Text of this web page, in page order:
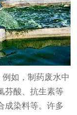
如，制药废水中
芬酸、抗生素等
成染料等。许多